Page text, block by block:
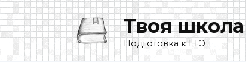
Перейти
к
содержанию
Твоя школа
Подготовка к ЕГЭ